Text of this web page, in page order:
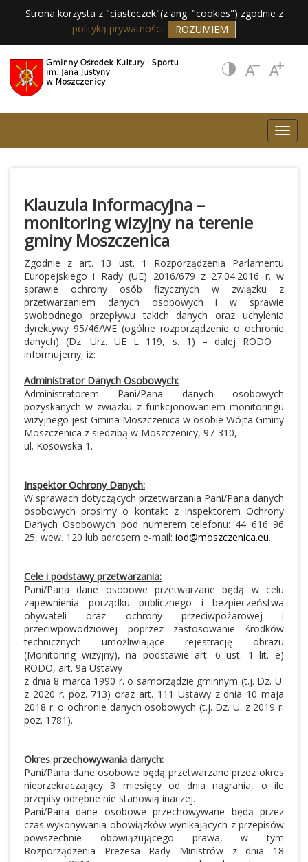
Strona korzysta z "ciasteczek"(z ang. "cookies") zgodnie z
polityką prywatności. ROZUMIEM
Klauzula informacyjna –
monitoring wizyjny na terenie
gminy Moszczenica
Zgodnie z art. 13 ust. 1 Rozporządzenia Parlamentu
Europejskiego i Rady (UE) 2016/679 z 27.04.2016 r. w
sprawie ochrony osób fizycznych w związku z
przetwarzaniem danych osobowych i w sprawie
swobodnego przepływu takich danych oraz uchylenia
dyrektywy 95/46/WE (ogólne rozporządzenie o ochronie
danych) (Dz. Urz. UE L 119, s. 1) – dalej RODO −
informujemy, iż:
Administrator Danych Osobowych:
Administratorem Pani/Pana danych osobowych
pozyskanych w związku z funkcjonowaniem monitoringu
wizyjnego jest Gmina Moszczenica w osobie Wójta Gminy
Moszczenica z siedzibą w Moszczenicy, 97-310,
ul. Kosowska 1.
Inspektor Ochrony Danych:
W sprawach dotyczących przetwarzania Pani/Pana danych
osobowych prosimy o kontakt z Inspektorem Ochrony
Danych Osobowych pod numerem telefonu: 44 616 96
25, wew. 120 lub adresem e-mail: iod@moszczenica.eu.
Cele i podstawy przetwarzania:
Pani/Pana dane osobowe przetwarzane będą w celu
zapewnienia porządku publicznego i bezpieczeństwa
obywateli oraz ochrony przeciwpożarowej i
przeciwpowodziowej poprzez zastosowanie środków
technicznych umożliwiające rejestrację obrazu
(Monitoring wizyjny), na podstawie art. 6 ust. 1 lit. e)
RODO, art. 9a Ustawy
z dnia 8 marca 1990 r. o samorządzie gminnym (t.j. Dz. U.
z 2020 r. poz. 713) oraz art. 111 Ustawy z dnia 10 maja
2018 r. o ochronie danych osobowych (t.j. Dz. U. z 2019 r.
poz. 1781).
Okres przechowywania danych:
Pani/Pana dane osobowe będą przetwarzane przez okres
nieprzekraczający 3 miesięcy od dnia nagrania, o ile
przepisy odrębne nie stanowią inaczej.
Pani/Pana dane osobowe przechowywane będą przez
czas wykonywania obowiązków wynikających z przepisów
powszechnie obowiązującego prawa, w tym
Rozporządzenia Prezesa Rady Ministrów z dnia 18